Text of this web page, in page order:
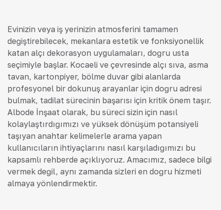
Evinizin veya iş yerinizin atmosferini tamamen
değiştirebilecek, mekanlara estetik ve fonksiyonellik
katan alçı dekorasyon uygulamaları, doğru usta
seçimiyle başlar. Kocaeli ve çevresinde alçı sıva, asma
tavan, kartonpiyer, bölme duvar gibi alanlarda
profesyonel bir dokunuş arayanlar için doğru adresi
bulmak, tadilat sürecinin başarısı için kritik önem taşır.
Albode İnşaat olarak, bu süreci sizin için nasıl
kolaylaştırdığımızı ve yüksek dönüşüm potansiyeli
taşıyan anahtar kelimelerle arama yapan
kullanıcıların ihtiyaçlarını nasıl karşıladığımızı bu
kapsamlı rehberde açıklıyoruz. Amacımız, sadece bilgi
vermek değil, aynı zamanda sizleri en doğru hizmeti
almaya yönlendirmektir.